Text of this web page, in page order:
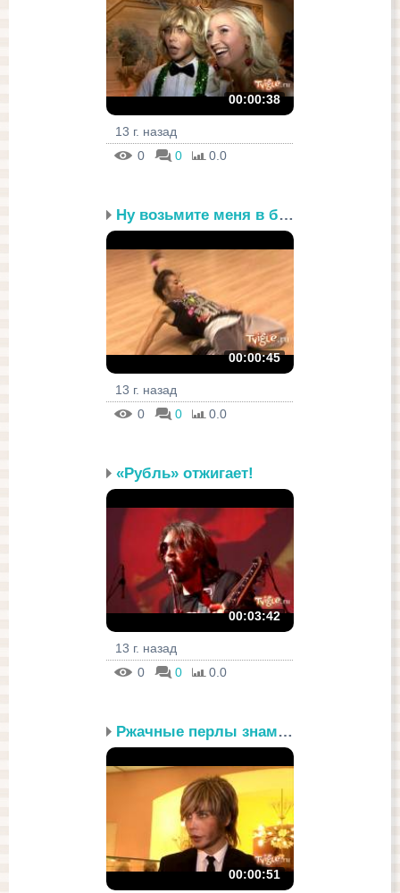
00:00:38
13 г. назад
0
0 0.0
Ну возьмите меня в балет!
00:00:45
13 г. назад
0
0 0.0
«Рубль» отжигает!
00:03:42
13 г. назад
0
0 0.0
Ржачные перлы знаменито...
00:00:51